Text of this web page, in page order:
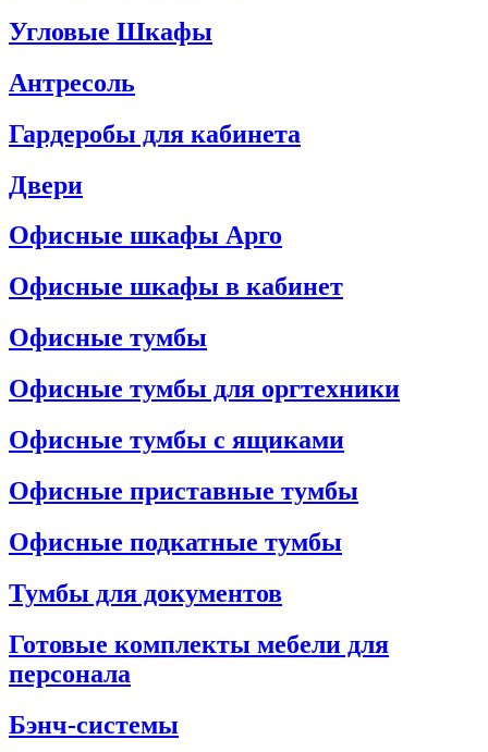
Угловые Шкафы
Антресоль
Гардеробы для кабинета
Двери
Офисные шкафы Арго
Офисные шкафы в кабинет
Офисные тумбы
Офисные тумбы для оргтехники
Офисные тумбы с ящиками
Офисные приставные тумбы
Офисные подкатные тумбы
Тумбы для документов
Готовые комплекты мебели для
персонала
Бэнч-системы